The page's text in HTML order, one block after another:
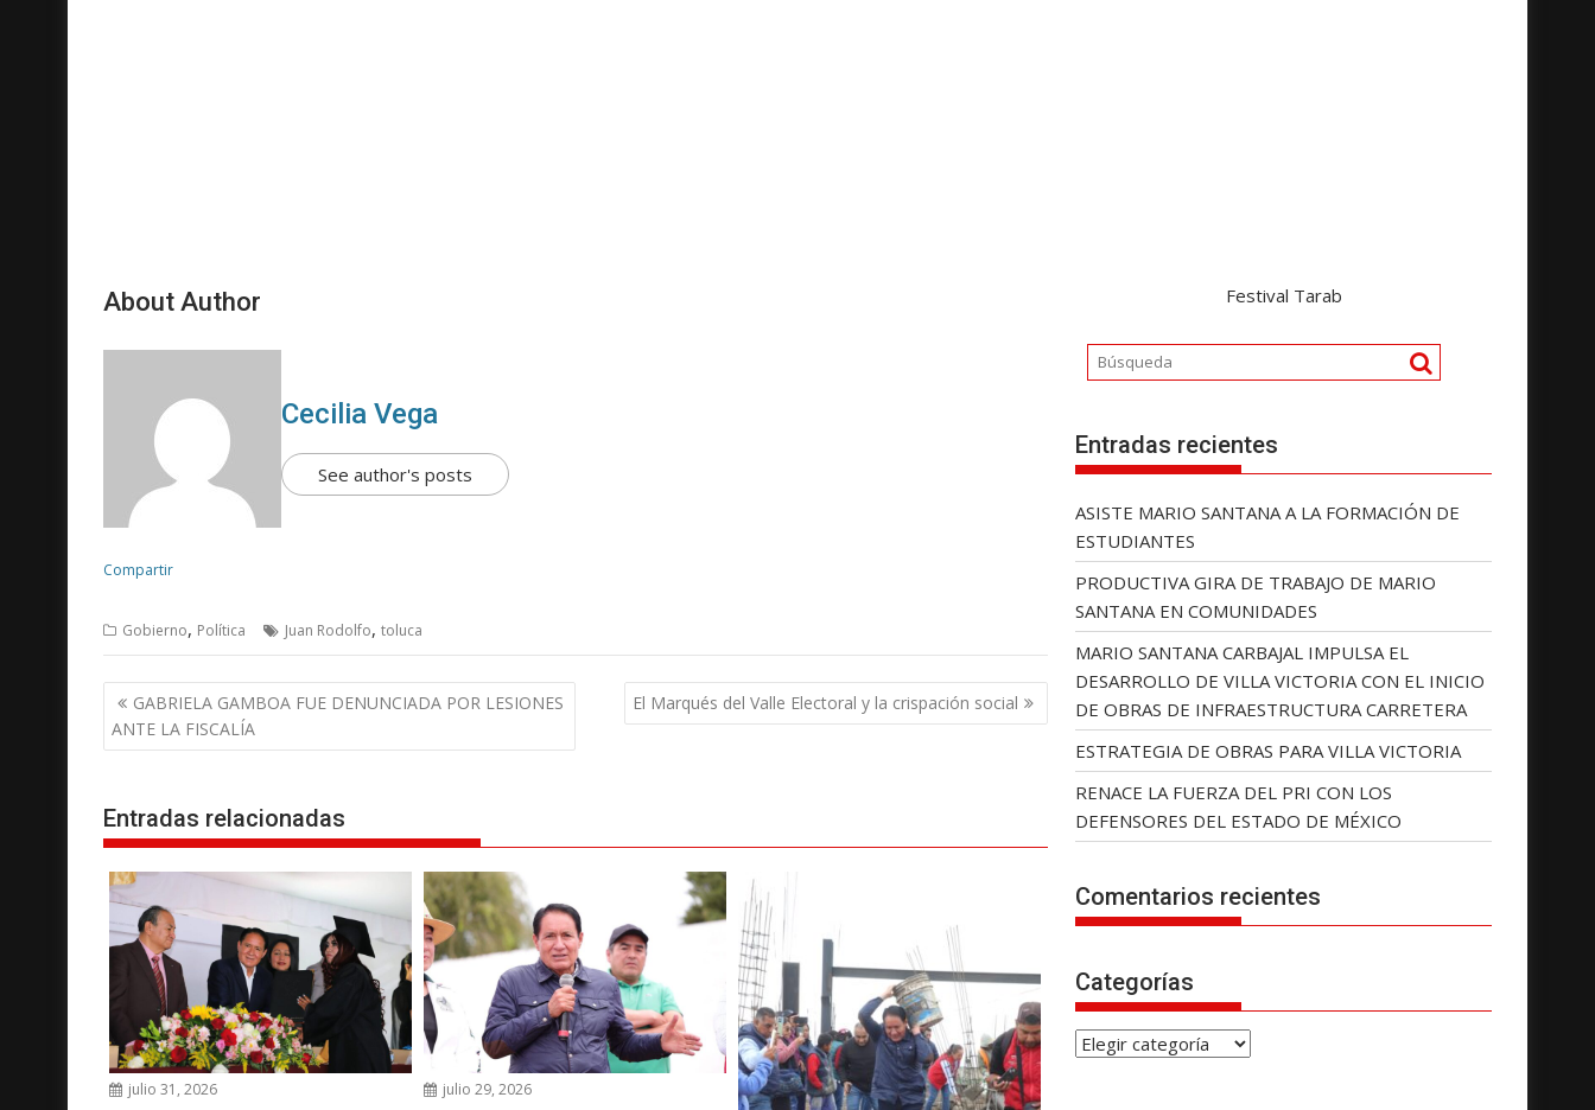
About Author
Cecilia Vega
See author's posts
Compartir
Gobierno, Política Juan Rodolfo, toluca
N
a
v
g
a
c
ó
d
e
e
n
GABRIELA GAMBOA FUE DENUNCIADA POR LESIONES
ANTE LA FISCALÍA
El Marqués del Valle Electoral y la crispación social
Entradas relacionadas
julio 31, 2026
julio 29, 2026
Festival Tarab
Entradas recientes
ASISTE MARIO SANTANA A LA FORMACIÓN DE
ESTUDIANTES
PRODUCTIVA GIRA DE TRABAJO DE MARIO
SANTANA EN COMUNIDADES
MARIO SANTANA CARBAJAL IMPULSA EL
DESARROLLO DE VILLA VICTORIA CON EL INICIO
DE OBRAS DE INFRAESTRUCTURA CARRETERA
ESTRATEGIA DE OBRAS PARA VILLA VICTORIA
RENACE LA FUERZA DEL PRI CON LOS
DEFENSORES DEL ESTADO DE MÉXICO
Comentarios recientes
Categorías
C